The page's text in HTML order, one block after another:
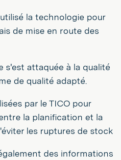
la technologie pour
de mise en route des
s'est attaquée à la qualité
de qualité adapté.
par le TICO pour
la planification et la
les ruptures de stock
des informations